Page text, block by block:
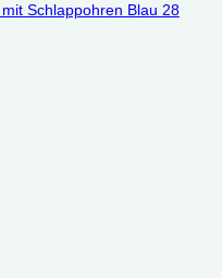
Schlappohren Blau 28